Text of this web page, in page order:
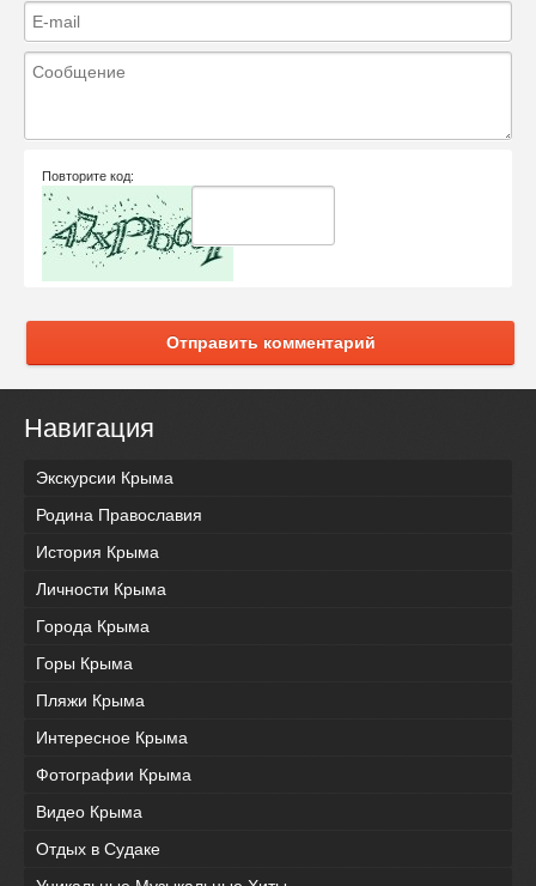
Повторите код:
Отправить комментарий
Навигация
Экскурсии Крыма
Родина Православия
История Крыма
Личности Крыма
Города Крыма
Горы Крыма
Пляжи Крыма
Интересное Крыма
Фотографии Крыма
Видео Крыма
Отдых в Судаке